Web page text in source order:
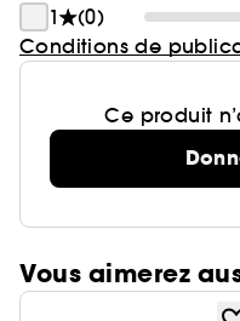
1
(0)
Conditions de
Ce produit
Vous aimerez